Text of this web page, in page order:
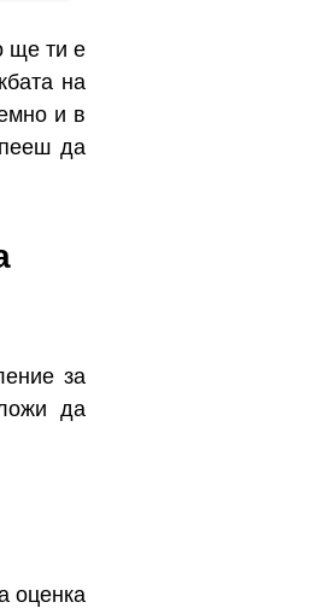
ще ти е
на
и в
да
за
да
оценка